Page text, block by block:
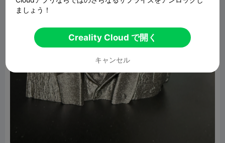
ましょう！
Creality Cloud で開く
キャンセル